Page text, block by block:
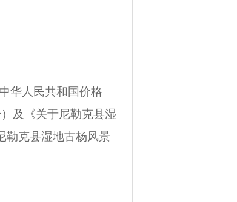
华人民共和国价格
及《关于尼勒克县湿
勒克县湿地古杨风景